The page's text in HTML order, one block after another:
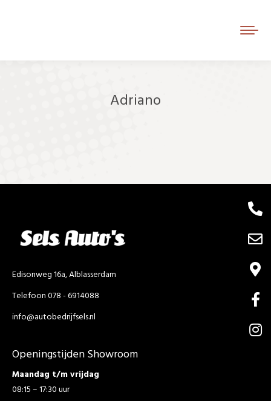
Adriano
Edisonweg 16a, Alblasserdam
Telefoon 078 - 6914088
info@autobedrijfsels.nl
Openingstijden Showroom
Maandag t/m vrijdag
08:15 – 17:30 uur